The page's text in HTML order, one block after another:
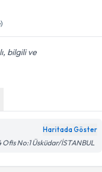
bilgili ve
Haritada Göster
No:1 Üsküdar/İSTANBUL